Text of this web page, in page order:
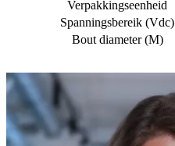
Verpakkingseenheid
Spanningsbereik (Vdc)
Bout diameter (M)